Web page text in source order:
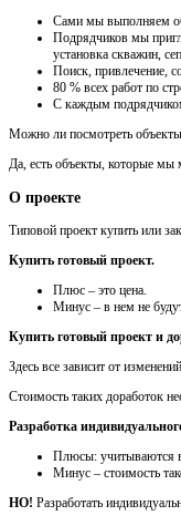
Сами мы выполняем
Подрядчиков мы
установка скважин,
Поиск, привлечение,
80 % всех работ по
С каждым
Можно ли посмотреть
Да, есть объекты, которые мы
О проекте
Типовой проект купить или
Купить готовый проект.
Плюс – это цена.
Минус – в нем не
Купить готовый проект и
Здесь все зависит от
Стоимость таких доработок
Разработка
Плюсы: учитываются
Минус – стоимость
НО! Разработать